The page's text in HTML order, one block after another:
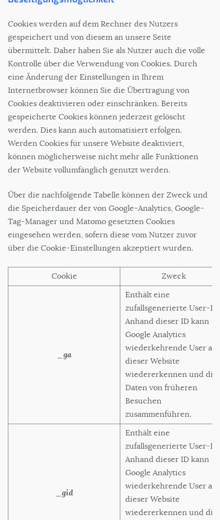
Cookies werden auf dem Rechner des Nutzers
gespeichert und von diesem an unsere Seite
übermittelt. Daher haben Sie als Nutzer auch die volle
Kontrolle über die Verwendung von Cookies. Durch
eine Änderung der Einstellungen in Ihrem
Internetbrowser können Sie die Übertragung von
Cookies deaktivieren oder einschränken. Bereits
gespeicherte Cookies können jederzeit gelöscht
werden. Dies kann auch automatisiert erfolgen.
Werden Cookies für unsere Website deaktiviert,
können möglicherweise nicht mehr alle Funktionen
der Website vollumfänglich genutzt werden.
Über die nachfolgende Tabelle können der Zweck und
die Speicherdauer der von Google-Analytics, Google-
Tag-Manager und Matomo gesetzten Cookies
eingesehen werden, sofern diese vom Nutzer zuvor
über die Cookie-Einstellungen akzeptiert wurden.
Cookie Zweck
_ga
Enthält eine
zufallsgenerierte User-ID.
Anhand dieser ID kann
Google Analytics
wiederkehrende User auf
dieser Website
wiedererkennen und die
Daten von früheren
Besuchen
zusammenführen.
_gid
Enthält eine
zufallsgenerierte User-ID.
Anhand dieser ID kann
Google Analytics
wiederkehrende User auf
dieser Website
wiedererkennen und die